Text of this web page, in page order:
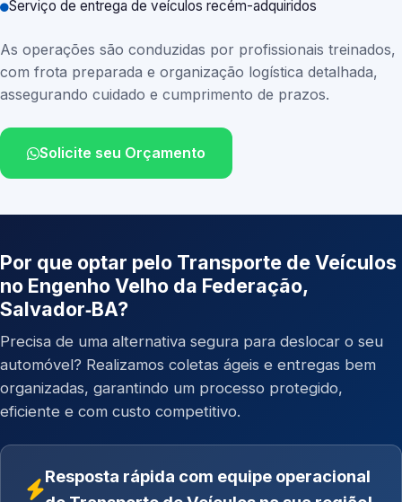
Serviço de entrega de veículos recém-adquiridos
As operações são conduzidas por profissionais treinados,
com frota preparada e organização logística detalhada,
assegurando cuidado e cumprimento de prazos.
Solicite seu Orçamento
Por que optar pelo Transporte de Veículos
no Engenho Velho da Federação,
Salvador‑BA?
Precisa de uma alternativa segura para deslocar o seu
automóvel? Realizamos coletas ágeis e entregas bem
organizadas, garantindo um processo protegido,
eficiente e com custo competitivo.
Resposta rápida com equipe operacional